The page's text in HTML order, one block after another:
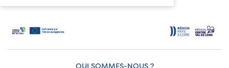
QUI SOMMES-NOUS ?